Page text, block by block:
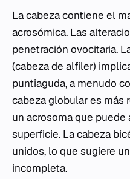
La cabeza contiene el
acrosómica. Las
penetración ovocitaria.
(cabeza de alfiler)
puntiaguda, a menudo
cabeza globular es más
un acrosoma que puede
superficie. La cabeza
unidos, lo que sugiere
incompleta.